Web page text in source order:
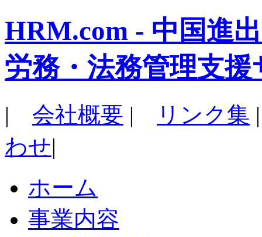
HRM.com - 中国進
労務・法務管理支援
| 会社概要 | リンク集
わせ|
ホーム
事業内容